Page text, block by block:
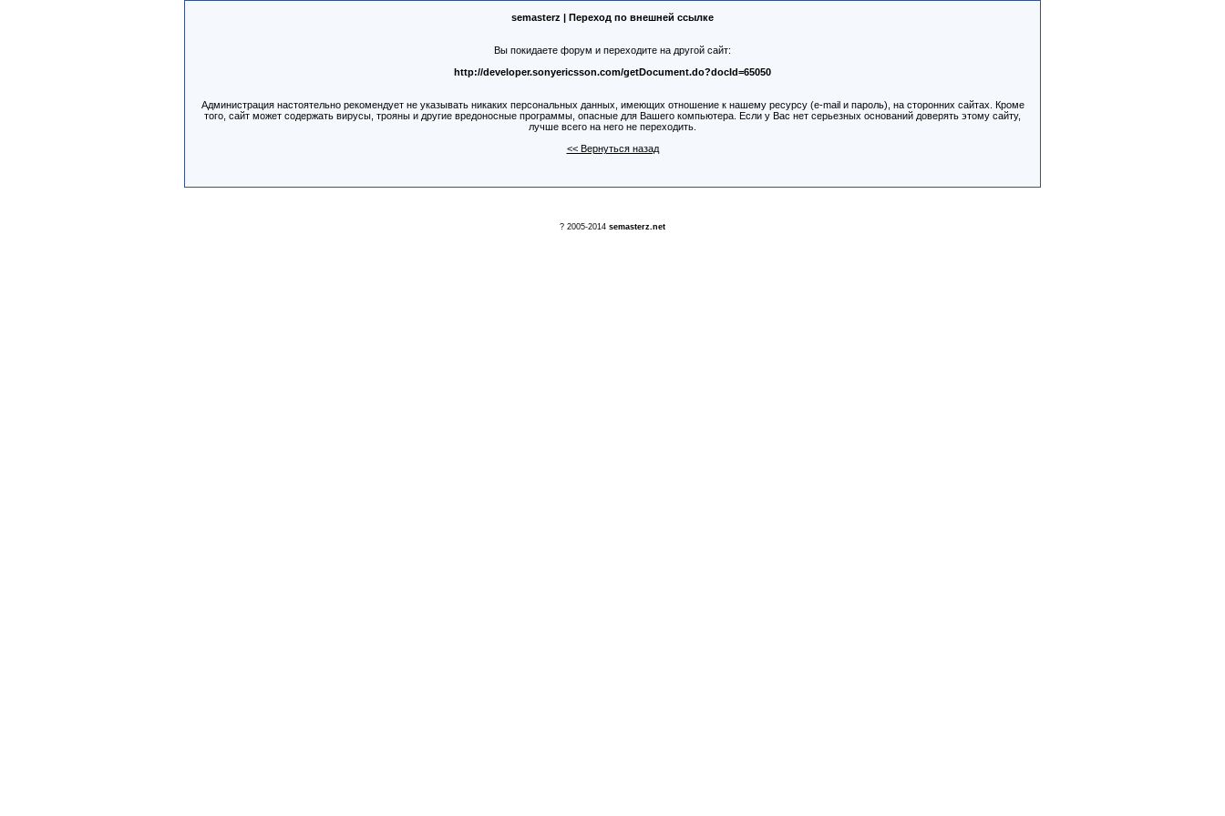
semasterz | Переход по внешней ссылке
Вы покидаете форум и переходите на другой сайт:
http://developer.sonyericsson.com/getDocument.do?docId=65050
Администрация настоятельно рекомендует не указывать никаких персональных данных, имеющих отношение к нашему ресурсу (e-mail и пароль), на сторонних сайтах. Кроме
того, сайт может содержать вирусы, трояны и другие вредоносные программы, опасные для Вашего компьютера. Если у Вас нет серьезных оснований доверять этому сайту,
лучше всего на него не переходить.
<< Вернуться назад
? 2005-2014 semasterz.net